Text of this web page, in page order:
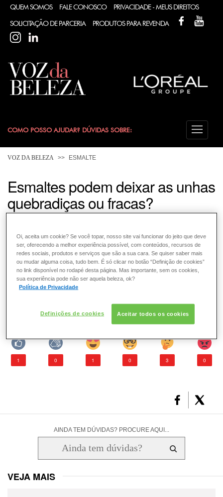
QUEM SOMOS FALE CONOSCO PRIVACIDADE - MEUS DIREITOS
SOLICITAÇÃO DE PARCERIA PRODUTOS PARA REVENDA
FACEBOOK
INSTAGRAM
COMO POSSO AJUDAR? DÚVIDAS SOBRE:
CABELO
COLORAÇÃO
DESODORANTE
ESMALTE
FRAGRÂNCIA
PELE
VOZ DA BELEZA ESMALTE
Esmaltes podem deixar as unhas
quebradiças ou fracas?
esmaltes. Esses preciosos artigos de beleza são formados
a partir de alguns dos seguintes produtos básicos: as
nutriceluloses são as substâncias que formam a película
que cobre as unhas; enquanto as resinas e os
plastificantes, por sua vez, proporcionam brilho, aderência,
resistência e durabilidade as unhas.
O que você achou deste artigo?
1 0 1 0 3 0
AINDA TEM DÚVIDAS? PROCURE AQUI...
VEJA MAIS
Oi, aceita um cookie? Se você topar, nosso site vai funcionar do jeito que deve
ser, oferecendo a melhor experiência possível, com conteúdos, recursos de
redes sociais, produtos e serviços que são a sua cara. Se quiser saber mais
ou mudar alguma coisa, tudo bem. É só clicar no botão “Definição de cookies”
no link disponível no rodapé desta página. Mas importante, sem os cookies,
sua experiência pode não ser aquela beleza, ok?
Política de Privacidade
Definições de cookies Aceitar todos os cookies